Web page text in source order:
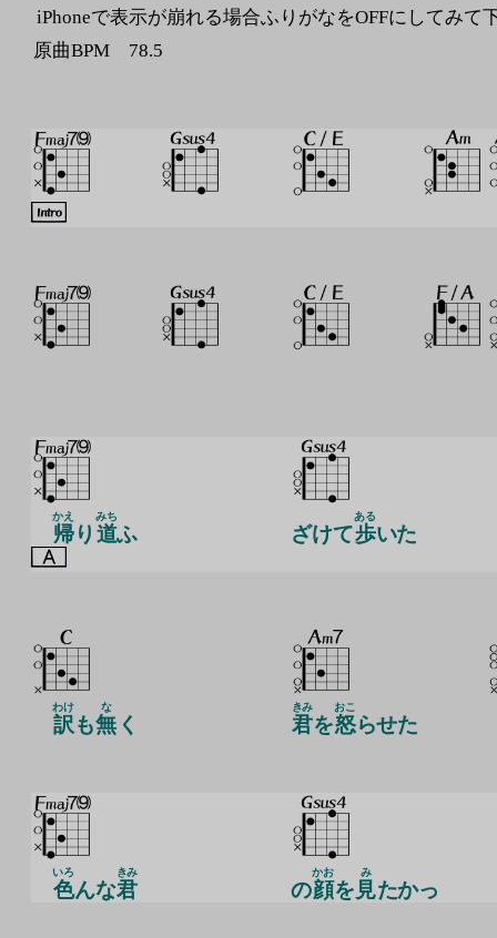
iPhoneで表示が崩れる場合ふりがなをOFFにしてみて
原曲BPM 78.5
帰
かえ
り 道
みち
ふ ざけて歩
ある
いた
訳
わけ
も無
な
く 君
きみ
を怒
おこ
らせた
色
いろ
んな君
きみ
の顔
かお
を 見
み
たかっ